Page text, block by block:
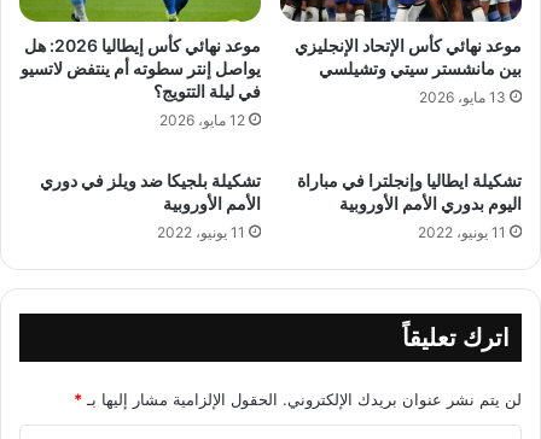
موعد نهائي كأس الإتحاد الإنجليزي
بين مانشستر سيتي وتشيلسي
13 مايو، 2026
موعد نهائي كأس إيطاليا 2026: هل
يواصل إنتر سطوته أم ينتفض لاتسيو
في ليلة التتويج؟
12 مايو، 2026
تشكيلة ايطاليا وإنجلترا في مباراة
اليوم بدوري الأمم الأوروبية
11 يونيو، 2022
تشكيلة بلجيكا ضد ويلز في دوري
الأمم الأوروبية
11 يونيو، 2022
اترك تعليقاً
لن يتم نشر عنوان بريدك الإلكتروني. الحقول الإلزامية مشار إليها بـ*